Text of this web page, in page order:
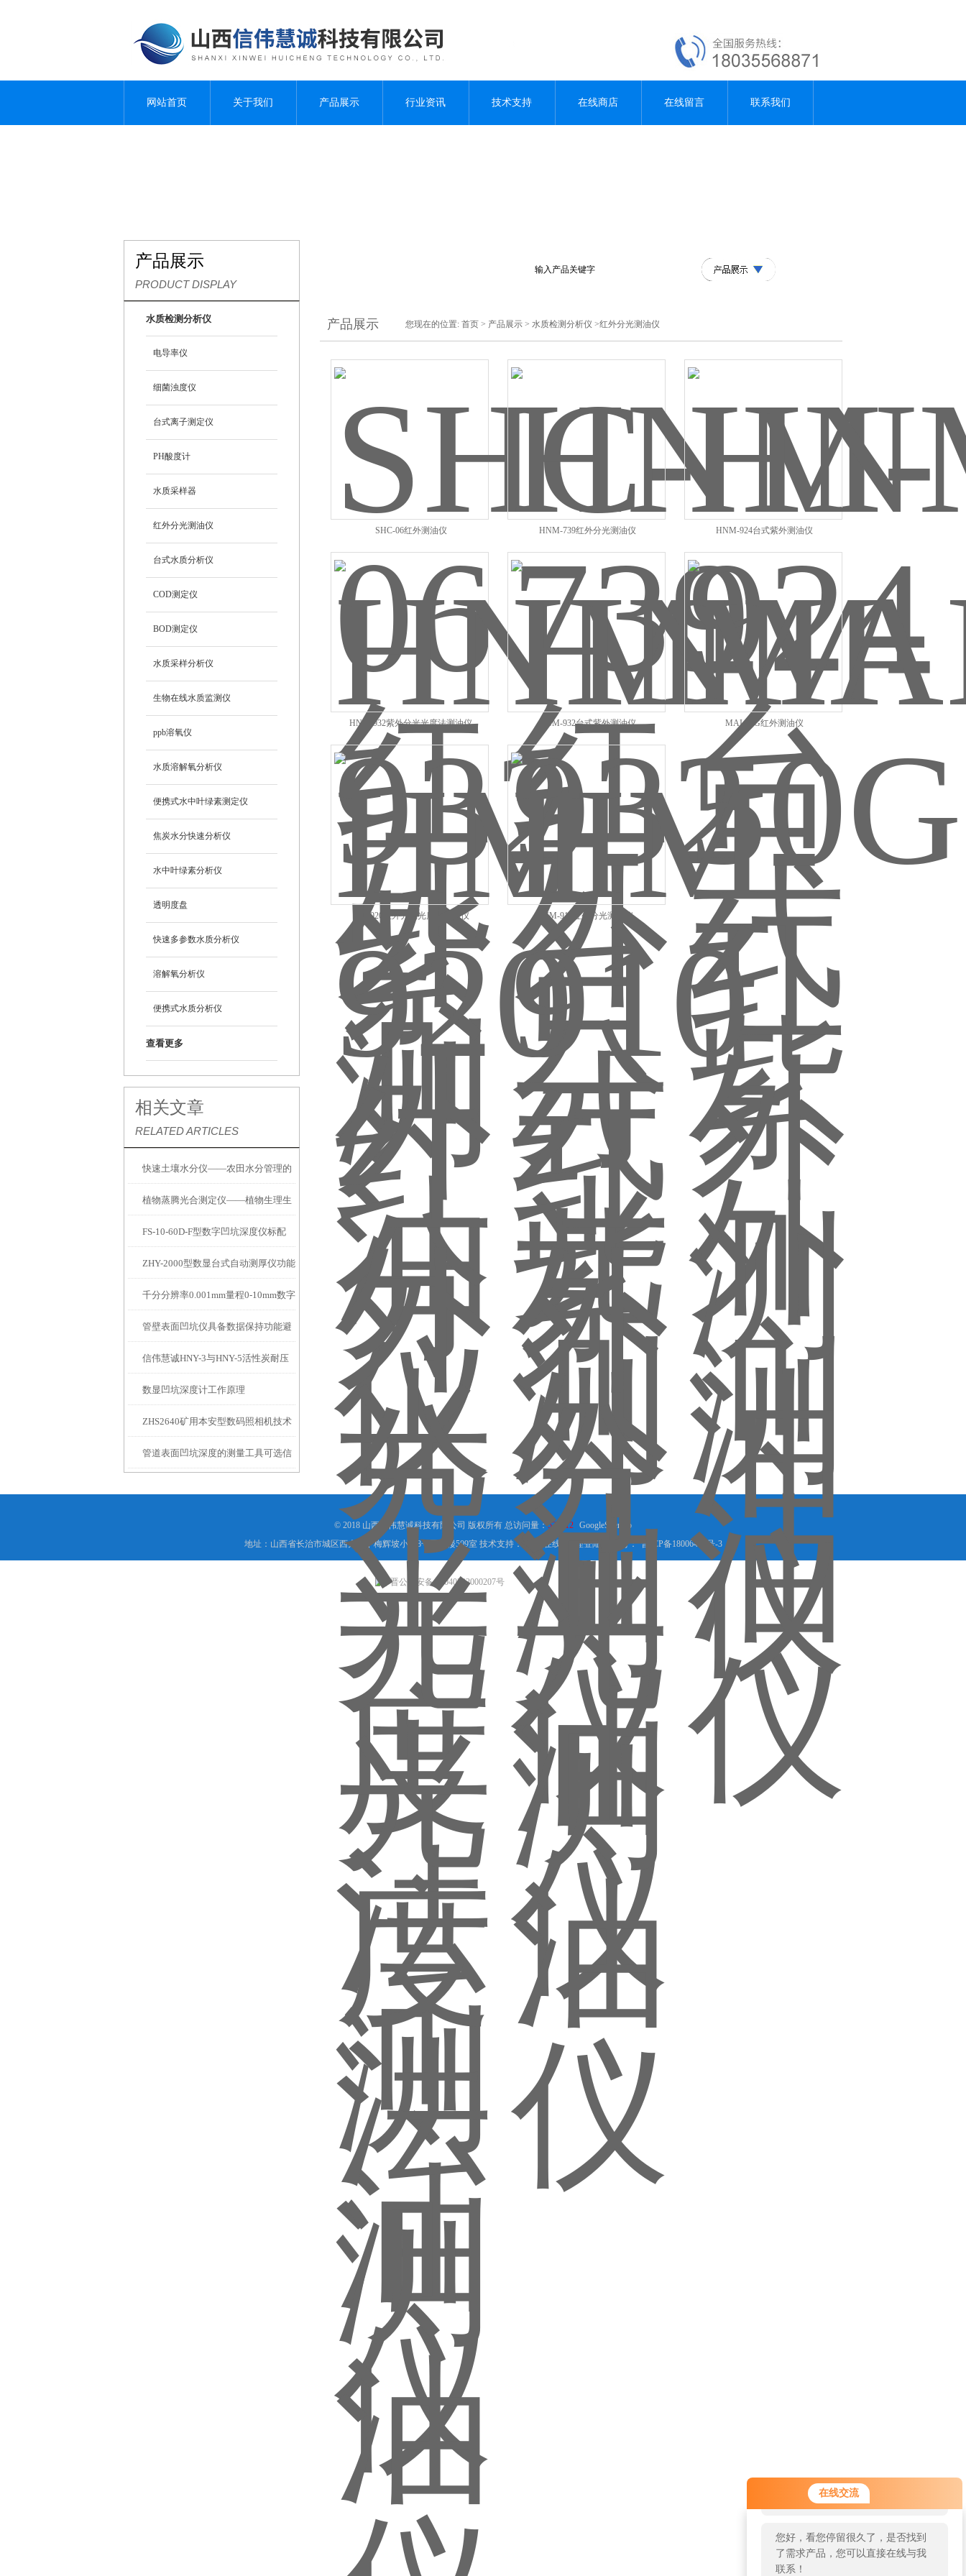
在线交流
您好！欢迎前来咨询，很高兴为您
服务，请问您要咨询什么问题呢？
您好，看您停留很久了，是否找到
了需求产品，您可以直接在线与我
联系！
网站首页 关于我们 产品展示 行业资讯 技术支持 在线商店 在线留言 联系我们
产品展示
PRODUCT DISPLAY
水质检测分析仪
电导率仪
细菌浊度仪
台式离子测定仪
PH酸度计
水质采样器
红外分光测油仪
台式水质分析仪
COD测定仪
BOD测定仪
水质采样分析仪
生物在线水质监测仪
ppb溶氧仪
水质溶解氧分析仪
便携式水中叶绿素测定仪
焦炭水分快速分析仪
水中叶绿素分析仪
透明度盘
快速多参数水质分析仪
溶解氧分析仪
便携式水质分析仪
查看更多
相关文章
RELATED ARTICLES
快速土壤水分仪——农田水分管理的
便携式检测工具
植物蒸腾光合测定仪——植物生理生
态的实时监测设备
FS-10-60D-F型数字凹坑深度仪标配
IP54级表头分辨率0.01mm量程
10mm！
ZHY-2000型数显台式自动测厚仪功能
特点
千分分辨率0.001mm量程0-10mm数字
埋头度仪技术参数！
管壁表面凹坑仪具备数据保持功能避
免测试过程中测针移动导致数据变动
信伟慧诚HNY-3与HNY-5活性炭耐压
强度测定仪技术参数！
数显凹坑深度计工作原理
ZHS2640矿用本安型数码照相机技术
参数！
管道表面凹坑深度的测量工具可选信
产品展示 您现在的位置: 首页 > 产品展示 > 水质检测分析仪 >红外分光测油仪
SHC-06红外测油仪 HNM-739红外分光测油仪 HNM-924台式紫外测油仪
HNM-932紫外分光光度法测油仪 HNM-932台式紫外测油仪 MAI-50G红外测油仪
HM-920红外分光光度法测油仪 HM-910红外分光测油仪
© 2018 山西信伟慧诚科技有限公司 版权所有 总访问量：531812 GoogleSitemap
地址：山西省长治市城区西大街下梅辉坡小区8号写字楼509室 技术支持：
环保在线 管理登陆 备案号： 晋ICP备18006449号-3
晋公网安备 14040202000207号